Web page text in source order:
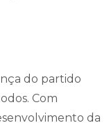
do partido
Com
da